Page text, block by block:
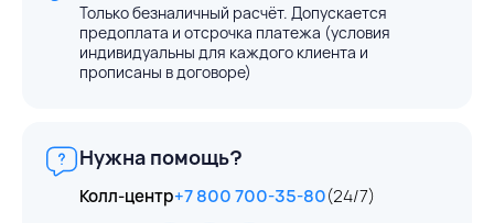
Только безналичный расчёт. Допускается
предоплата и отсрочка платежа (условия
индивидуальны для каждого клиента и
прописаны в договоре)
Нужна помощь?
Колл-центр+7 800 700-35-80(24/7)